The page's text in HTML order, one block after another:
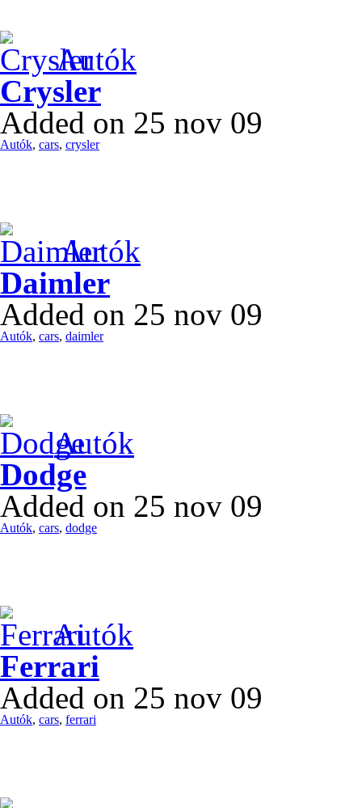
Autók
Crysler
Added on 25 nov 09
Autók, cars, crysler
Autók
Daimler
Added on 25 nov 09
Autók, cars, daimler
Autók
Dodge
Added on 25 nov 09
Autók, cars, dodge
Autók
Ferrari
Added on 25 nov 09
Autók, cars, ferrari